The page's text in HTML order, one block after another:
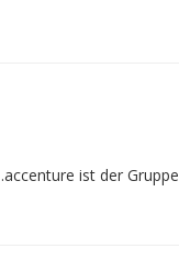
ist der Gruppe